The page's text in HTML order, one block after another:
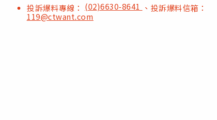
投訴爆料專線： (02)6630-8641 、投訴爆料信箱：
119@ctwant.com